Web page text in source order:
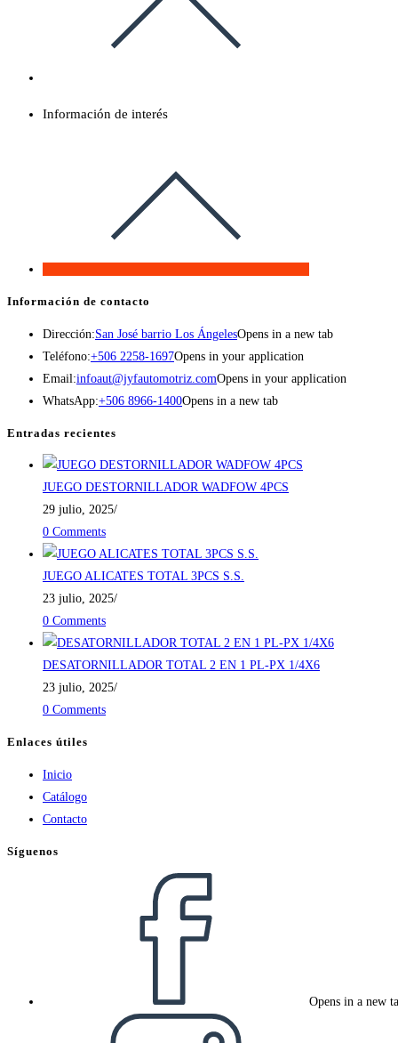
Información de interés
Información de contacto
Dirección:San José barrio Los ÁngelesOpens in a new tab
Teléfono:+506 2258-1697Opens in your application
Email:infoaut@jyfautomotriz.comOpens in your application
WhatsApp:+506 8966-1400Opens in a new tab
Entradas recientes
JUEGO DESTORNILLADOR WADFOW 4PCS
29 julio, 2025/
0 Comments
JUEGO ALICATES TOTAL 3PCS S.S.
23 julio, 2025/
0 Comments
DESATORNILLADOR TOTAL 2 EN 1 PL-PX 1/4X6
23 julio, 2025/
0 Comments
Enlaces útiles
Inicio
Catálogo
Contacto
Síguenos
Opens in a new